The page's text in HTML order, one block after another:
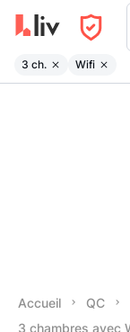
3 ch. Wifi
Accueil QC
3 chambres avec